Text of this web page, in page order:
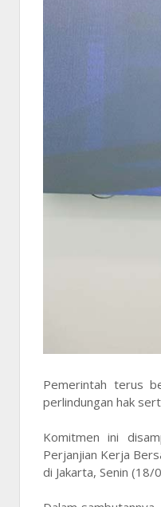
Pemerintah terus
perlindungan hak
Komitmen ini
Perjanjian Kerja
di Jakarta, Senin (18/